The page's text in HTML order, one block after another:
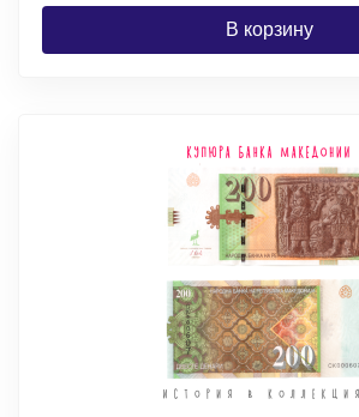
В корзину